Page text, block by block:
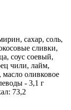
сахар, соль,
сливки,
соус соевый,
чили, лайм,
масло оливковое
- 3,1 г
73,2